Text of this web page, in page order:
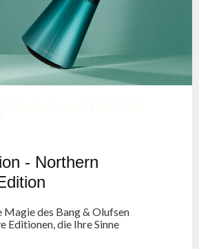
- Northern
Magie des Bang & Olufsen
Editionen, die Ihre Sinne